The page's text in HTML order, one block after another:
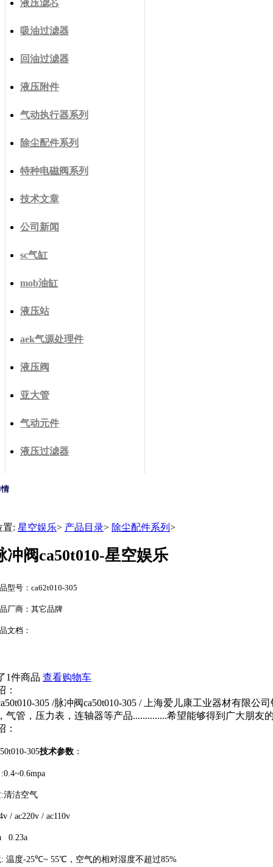
液压滤芯
吸油过滤器
回油过滤器
液压附件
气动执行器系列
除尘配件系列
特种电磁阀系列
技术文章
公司新闻
sc气缸
mob油缸
液压站
aek气源处理件
液压阀
亚大管
气动元件
液压过滤器
置: 星空娱乐> 产品目录> 除尘配件系列 >
冲阀ca50t010-星空娱乐
型号：ca62t010-305
厂商：其它品牌
文档：
1件商品 查看购物车
：
305 /脉冲阀ca50t010-305 / 上海爱儿康工业器材有限
气管，压力表，连轴器等产品..............希望能够得到广大朋友
：
305技术参数 ：
:0.4~0.6mpa
:清洁空气
/ ac220v / ac110v
0.23a
: 温度-25℃~ 55℃，空气的相对湿度不超过85%